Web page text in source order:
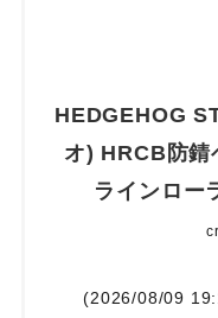
HEDGEHOG
オ) HRCB防
ラインロー
(2026/08/09